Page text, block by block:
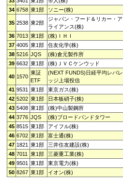
34 6758 東1部 ソニー(株)
35 2538 東2部
ジャパン・フード＆リカー・ア
ライアンス(株)
36 7013 東1部 (株)ＩＨＩ
37 4005 東1部 住友化学(株)
38 5216 JQS (株)倉元製作所
39 6632 東1部 (株)ＪＶＣケンウッド
40 1570
東証
ETF
(NEXT FUNDS)日経平均レバレ
ッジ上場投信
41 9531 東1部 東京ガス(株)
42 5202 東1部 日本板硝子(株)
43 5408 東1部 (株)中山製鋼所
44 3776 JQS (株)ブロードバンドタワー
45 8515 東1部 アイフル(株)
46 6702 東1部 富士通(株)
47 1821 東1部 三井住友建設(株)
48 7011 東1部 三菱重工業(株)
49 9501 東1部 東京電力(株)
50 8267 東1部 イオン(株)